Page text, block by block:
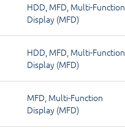
HDD, MFD, Multi-Function
Display (MFD)
HDD, MFD, Multi-Function
Display (MFD)
MFD, Multi-Function
Display (MFD)